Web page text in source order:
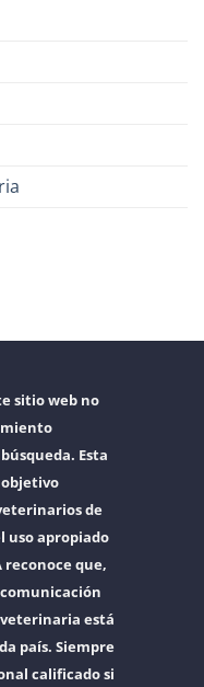
sitio web no
Esta
de
uso apropiado
reconoce que,
está
país. Siempre
calificado si